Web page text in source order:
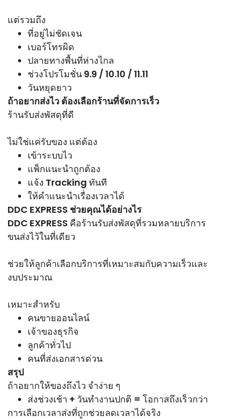
แต่รวมถึง
ที่อยู่ไม่ชัดเจน
เบอร์โทรผิด
ปลายทางพื้นที่ห่างไกล
ช่วงโปรโมชั่น 9.9 / 10.10 / 11.11
วันหยุดยาว
ถ้าอยากส่งไว ต้องเลือกร้านที่จัดการเร็ว
ร้านรับส่งพัสดุที่ดี
ไม่ใช่แค่รับของ แต่ต้อง
เข้าระบบไว
แพ็กแนะนำถูกต้อง
แจ้ง Tracking ทันที
ให้คำแนะนำเรื่องเวลาได้
DDC EXPRESS ช่วยคุณได้อย่างไร
DDC EXPRESS คือร้านรับส่งพัสดุที่รวมหลายบริการ
ขนส่งไว้ในที่เดียว
ช่วยให้ลูกค้าเลือกบริการที่เหมาะสมกับความเร็วและ
งบประมาณ
เหมาะสำหรับ
คนขายออนไลน์
เจ้าของธุรกิจ
ลูกค้าทั่วไป
คนที่ส่งเอกสารด่วน
สรุป
ถ้าอยากให้ของถึงไว จำง่าย ๆ
ส่งช่วงเช้า + วันทำงานปกติ = โอกาสถึงเร็วกว่า
การเลือกเวลาส่งที่ถูกช่วยลดเวลาได้จริง